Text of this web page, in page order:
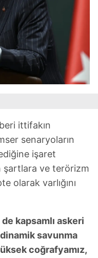
beri ittifakın
senaryoların
işaret
şartlara ve terörizm
olarak varlığını
kapsamlı askeri
savunma
coğrafyamız,